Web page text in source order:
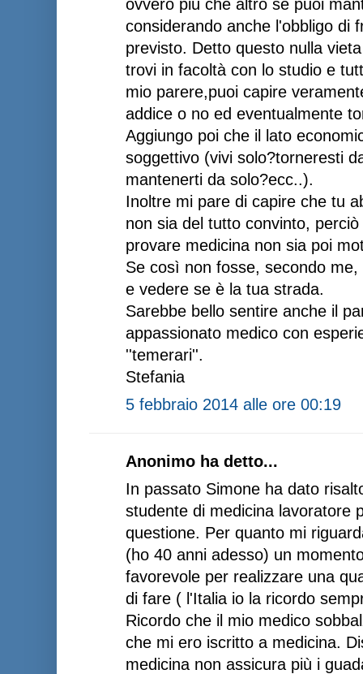
ovvero più che altro se puoi
considerando anche l'obbligo di
previsto. Detto questo nulla
trovi in facoltà con lo studio e
mio parere,puoi capire
addice o no ed eventualmente
Aggiungo poi che il lato
soggettivo (vivi solo?torneresti
mantenerti da solo?ecc..).
Inoltre mi pare di capire che tu
non sia del tutto convinto,
provare medicina non sia poi
Se così non fosse, secondo
e vedere se è la tua strada.
Sarebbe bello sentire anche il
appassionato medico con
''temerari''.
Stefania
5 febbraio 2014 alle ore 00:19
Anonimo ha detto...
In passato Simone ha dato
studente di medicina lavoratore
questione. Per quanto mi
(ho 40 anni adesso) un
favorevole per realizzare una
di fare ( l'Italia io la ricordo
Ricordo che il mio medico
che mi ero iscritto a medicina.
medicina non assicura più i